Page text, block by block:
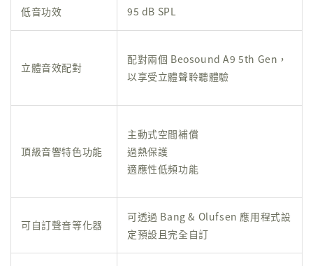
低音功效 95 dB SPL
立體音效配對
配對兩個 Beosound A9 5th Gen，
以享受立體聲聆聽體驗
頂級音響特色功能
主動式空間補償
過熱保護
適應性低頻功能
可自訂聲音等化器
可透過 Bang & Olufsen 應用程式設
定預設且完全自訂